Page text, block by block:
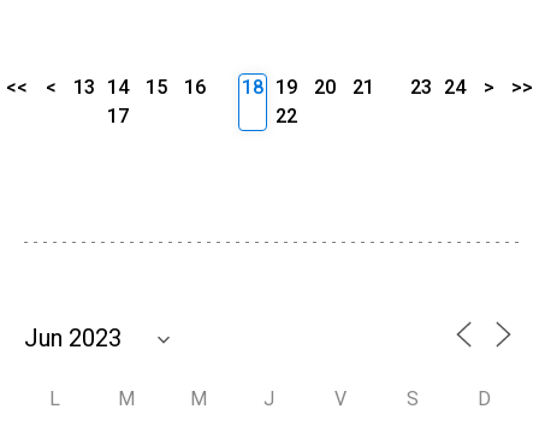
<< < 13 14 15
16
17
18 19 20
21
22
23 24 > >>
L M M J V S D